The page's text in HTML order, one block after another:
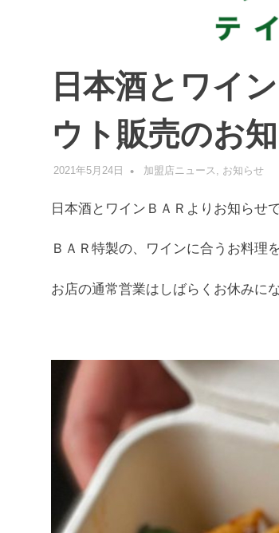
日本酒とワイ
ウト販売のお
2021年5月24日 管理者
加盟店ニュース , お知らせ
日本酒とワインＢＡＲよりお知らせで
ＢＡＲ特製の、ワインに合うお料理
お店の通常営業はしばらくお休みに